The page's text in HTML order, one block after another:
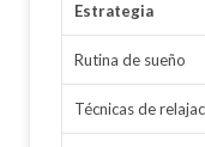
Estrategia
Rutina de sueño
Técnicas de